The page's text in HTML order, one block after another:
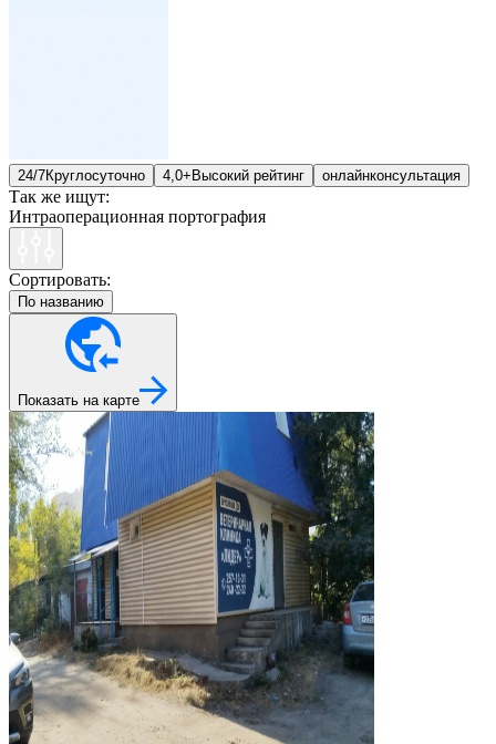
24/7Круглосуточно 4,0+ Высокий рейтинг онлайнконсультация
Так же ищут:
Интраоперационная портография
Сортировать:
По названию
Показать на карте